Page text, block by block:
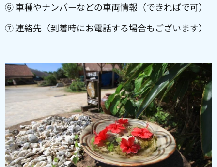
⑥ 車種やナンバーなどの車両情報（できればで可）
⑦ 連絡先（到着時にお電話する場合もございます）